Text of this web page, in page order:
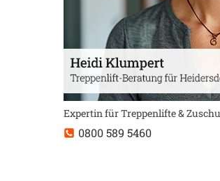
Expertin für Treppenlifte &
0800 589 5460